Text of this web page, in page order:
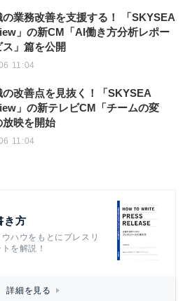
業務改善を支援する！ 「SKYSEA
」の新CM「AI働き方分析レポー
ス」篇を公開
11:04
改善点を見抜く！「SKYSEA
」の新テレビCM「チームの変
放映を開始
11:04
き方
ハウをもとにプレスリ
を解説！
詳細を見る